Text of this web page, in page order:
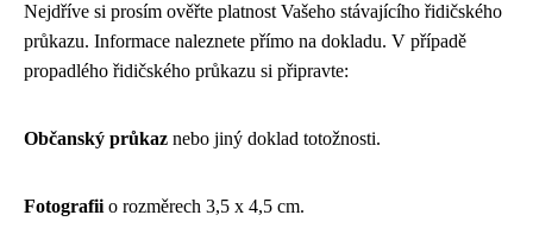
Nejdříve si prosím ověřte platnost Vašeho stávajícího řidičského
průkazu. Informace naleznete přímo na dokladu. V případě
propadlého řidičského průkazu si připravte:
Občanský průkaz nebo jiný doklad totožnosti.
Fotografii o rozměrech 3,5 x 4,5 cm.